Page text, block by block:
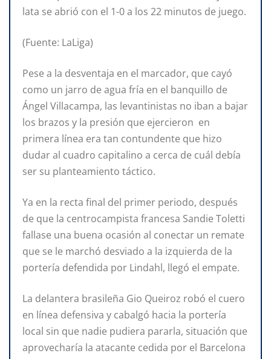
lata se abrió con el 1-0 a los 22 minutos de juego.
(Fuente: LaLiga)
Pese a la desventaja en el marcador, que cayó
como un jarro de agua fría en el banquillo de
Ángel Villacampa, las levantinistas no iban a bajar
los brazos y la presión que ejercieron en
primera línea era tan contundente que hizo
dudar al cuadro capitalino a cerca de cuál debía
ser su planteamiento táctico.
Ya en la recta final del primer periodo, después
de que la centrocampista francesa Sandie Toletti
fallase una buena ocasión al conectar un remate
que se le marchó desviado a la izquierda de la
portería defendida por Lindahl, llegó el empate.
La delantera brasileña Gio Queiroz robó el cuero
en línea defensiva y cabalgó hacia la portería
local sin que nadie pudiera pararla, situación que
aprovecharía la atacante cedida por el Barcelona